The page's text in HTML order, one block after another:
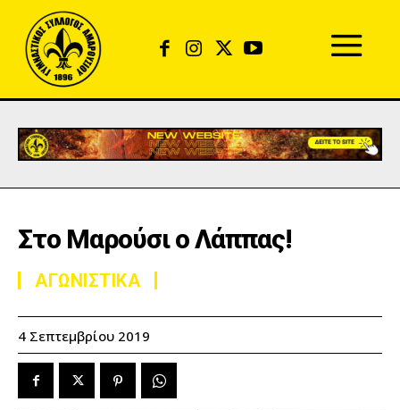
Στο Μαρούσι ο Λάππας!
ΑΓΩΝΙΣΤΙΚΑ
4 Σεπτεμβρίου 2019